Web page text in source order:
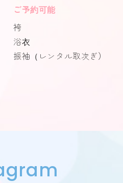
ご予約可能
袴
浴衣
振袖（レンタル取次ぎ）